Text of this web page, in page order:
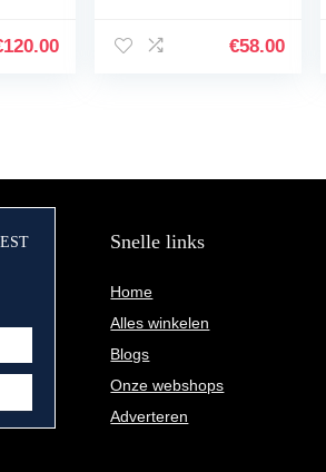
120.00 €58.00
Snelle links
Home
Alles winkelen
Blogs
Onze webshops
Adverteren